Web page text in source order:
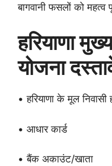
बागवानी फसलों को महत्व
हरियाणा
योजना
• हरियाणा के मूल निवासी
• आधार कार्ड
• बैंक अकाउंट/खाता